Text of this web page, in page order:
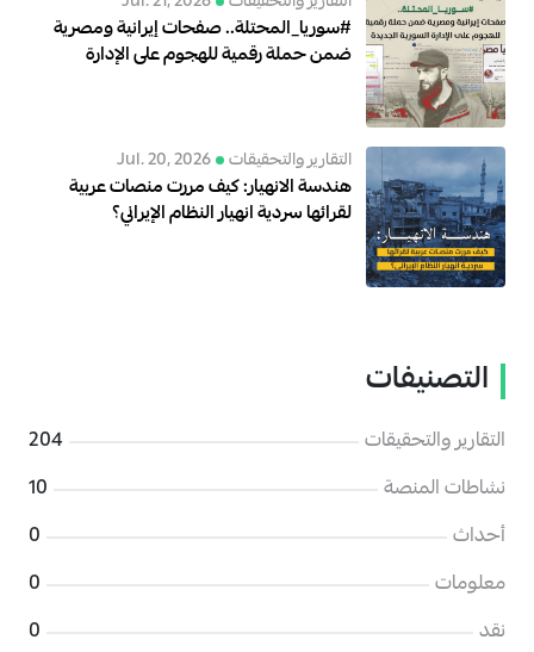
#سوريا_المحتلة.. صفحات إيرانية ومصرية
ضمن حملة رقمية للهجوم على الإدارة
التقارير والتحقيقات Jul. 20, 2026
هندسة الانهيار: كيف مررت منصات عربية
لقرائها سردية انهيار النظام الإيراني؟
التصنيفات
التقارير والتحقيقات
204
نشاطات المنصة
10
أحداث
0
معلومات
0
نقد
0